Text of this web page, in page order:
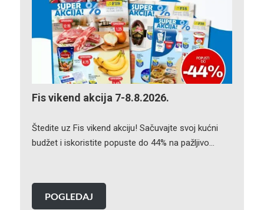
Fis vikend akcija 7-8.8.2026.
Štedite uz Fis vikend akciju! Sačuvajte svoj kućni
budžet i iskoristite popuste do 44% na pažljivo…
POGLEDAJ